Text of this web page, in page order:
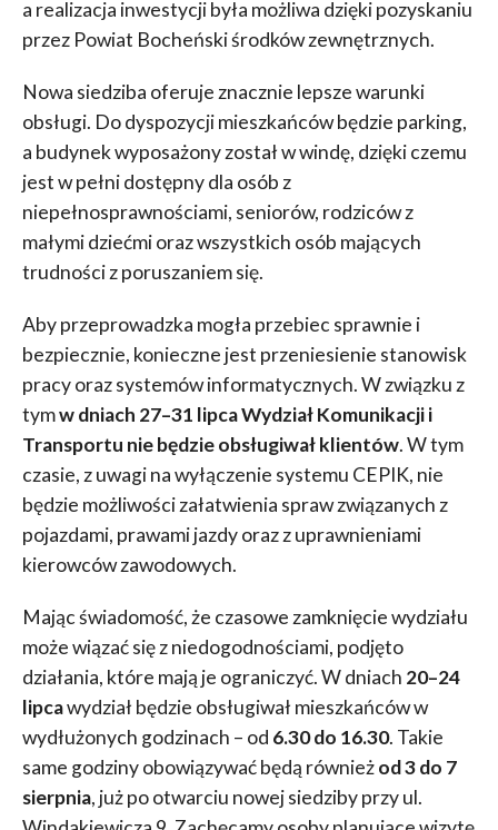
a realizacja inwestycji była możliwa dzięki pozyskaniu
przez Powiat Bocheński środków zewnętrznych.
Nowa siedziba oferuje znacznie lepsze warunki
obsługi. Do dyspozycji mieszkańców będzie parking,
a budynek wyposażony został w windę, dzięki czemu
jest w pełni dostępny dla osób z
niepełnosprawnościami, seniorów, rodziców z
małymi dziećmi oraz wszystkich osób mających
trudności z poruszaniem się.
Aby przeprowadzka mogła przebiec sprawnie i
bezpiecznie, konieczne jest przeniesienie stanowisk
pracy oraz systemów informatycznych. W związku z
tymw dniach 27–31 lipca Wydział Komunikacji i
Transportu nie będzie obsługiwał klientów. W tym
czasie, z uwagi na wyłączenie systemu CEPIK, nie
będzie możliwości załatwienia spraw związanych z
pojazdami, prawami jazdy oraz z uprawnieniami
kierowców zawodowych.
Mając świadomość, że czasowe zamknięcie wydziału
może wiązać się z niedogodnościami, podjęto
działania, które mają je ograniczyć. W dniach 20–24
lipcawydział będzie obsługiwał mieszkańców w
wydłużonych godzinach – od 6.30 do 16.30. Takie
same godziny obowiązywać będą równieżod 3 do 7
sierpnia, już po otwarciu nowej siedziby przy ul.